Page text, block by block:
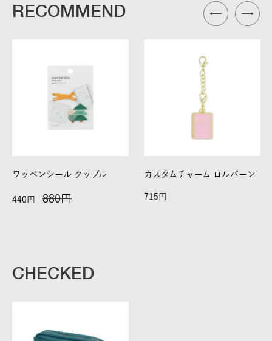
RECOMMEND
ワッペンシール クッブル
880
440
カスタムチャーム ロルバーン
715
CHECKED